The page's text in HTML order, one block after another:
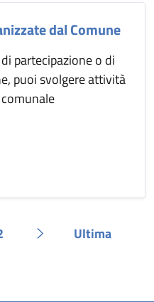
dal Comune
partecipazione o di
puoi svolgere attività
Pagina successiva
Pagina
Ultima